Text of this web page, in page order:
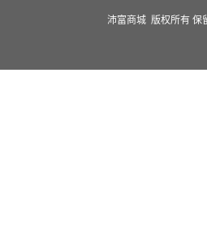
沛富商城 版权所有 保